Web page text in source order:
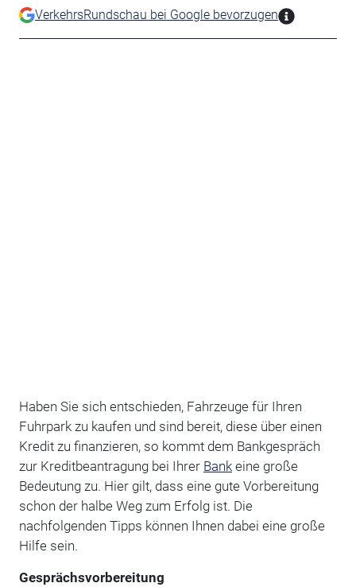
VerkehrsRundschau bei Google bevorzugen
Haben Sie sich entschieden, Fahrzeuge für Ihren
Fuhrpark zu kaufen und sind bereit, diese über einen
Kredit zu finanzieren, so kommt dem Bankgespräch
zur Kreditbeantragung bei Ihrer Bankeine große
Bedeutung zu. Hier gilt, dass eine gute Vorbereitung
schon der halbe Weg zum Erfolg ist. Die
nachfolgenden Tipps können Ihnen dabei eine große
Hilfe sein.
Gesprächsvorbereitung